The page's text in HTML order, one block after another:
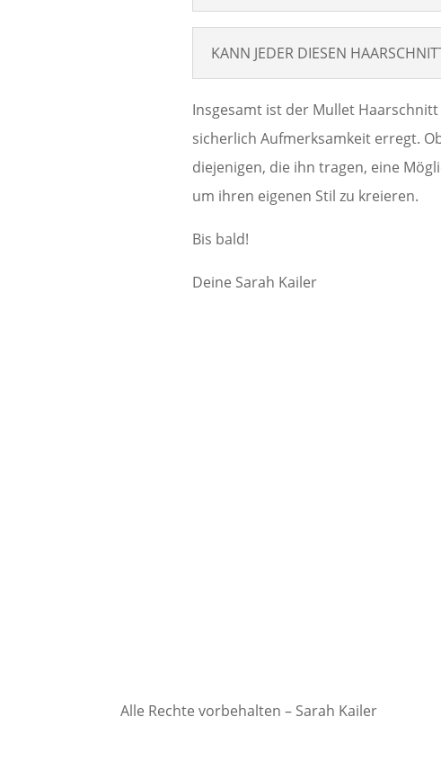
KANN JEDER DIESEN
Insgesamt ist der Mullet
sicherlich Aufmerksamkeit erregt.
diejenigen, die ihn tragen, eine
um ihren eigenen Stil zu kreieren.
Bis bald!
Deine Sarah Kailer
Alle Rechte vorbehalten – Sarah Kailer